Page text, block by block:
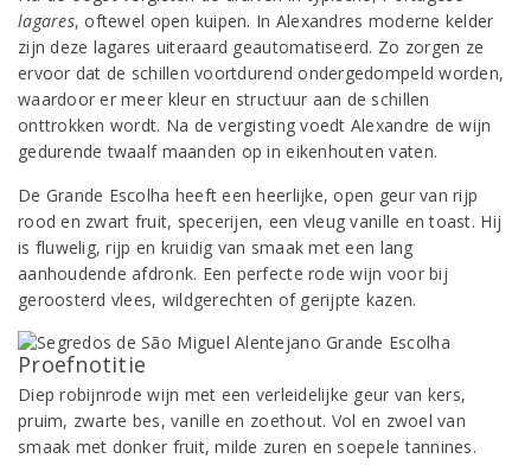
lagares, oftewel open kuipen. In Alexandres moderne kelder
zijn deze lagares uiteraard geautomatiseerd. Zo zorgen ze
ervoor dat de schillen voortdurend ondergedompeld worden,
waardoor er meer kleur en structuur aan de schillen
onttrokken wordt. Na de vergisting voedt Alexandre de wijn
gedurende twaalf maanden op in eikenhouten vaten.
De Grande Escolha heeft een heerlijke, open geur van rijp
rood en zwart fruit, specerijen, een vleug vanille en toast. Hij
is fluwelig, rijp en kruidig van smaak met een lang
aanhoudende afdronk. Een perfecte rode wijn voor bij
geroosterd vlees, wildgerechten of gerijpte kazen.
Proefnotitie
Diep robijnrode wijn met een verleidelijke geur van kers,
pruim, zwarte bes, vanille en zoethout. Vol en zwoel van
smaak met donker fruit, milde zuren en soepele tannines.